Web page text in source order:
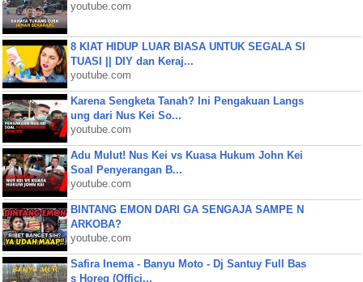
youtube.com
8 KIAT HIDUP LUAR BIASA UNTUK SEGALA SI
TUASI || DIY dan Keraj...
youtube.com
Karena Sengketa Tanah? Ini Pengakuan Langs
ung dari Nus Kei So...
youtube.com
Adu Mulut! Nus Kei vs Kuasa Hukum John Kei
Soal Penyerangan B...
youtube.com
BINTANG EMON DARI GA SENGAJA SAMPE N
ARKOBA?
youtube.com
Safira Inema - Banyu Moto - Dj Santuy Full Bas
s Horeg (Offici...